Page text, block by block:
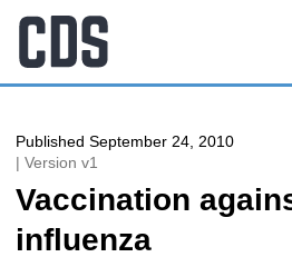
Published September 24, 2010
| Version v1
Vaccination
influenza